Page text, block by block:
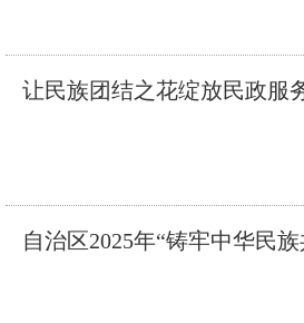
让民族团结之花绽放民政服
自治区2025年“铸牢中华民